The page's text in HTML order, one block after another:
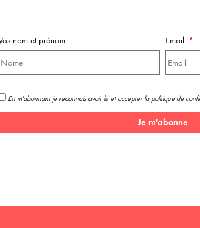
nom et prénom Email
En m'abonnant je reconnais avoir lu et accepter la politique de
Je m'abonne